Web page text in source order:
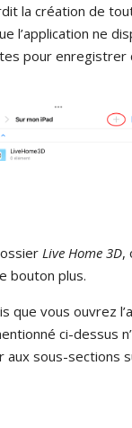
la création de
l’application ne
pour enregistrer
Live Home 3D,
bouton plus.
que vous ouvrez
ci-dessus
aux sous-sections